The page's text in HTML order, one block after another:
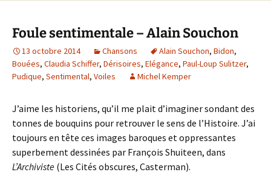
Foule sentimentale – Alain Souchon
13 octobre 2014 Chansons Alain Souchon, Bidon,
Bouées, Claudia Schiffer, Dérisoires, Elégance, Paul-Loup Sulitzer,
Pudique, Sentimental, Voiles Michel Kemper
J’aime les historiens, qu’il me plait d’imaginer sondant des
tonnes de bouquins pour retrouver le sens de l’Histoire. J’ai
toujours en tête ces images baroques et oppressantes
superbement dessinées par François Shuiteen, dans
L’Archiviste (Les Cités obscures, Casterman).